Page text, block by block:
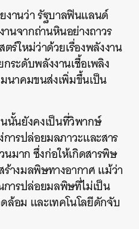
งานว่า รัฐบาลฟินแลนด์
นจากถ่านหินอย่างถาวร
ร์ใหม่ว่าด้วยเรื่องพลังงาน
ะดับพลังงานเชื้อเพลิง
นาคมขนส่งเพิ่มขึ้นเป็น
นั้นยังคงเป็นที่วิพากษ์
ารปล่อยมลภาวะและสาร
มาก ซึ่งก่อให้เกิดสารพิษ
างมลพิษทางอากาศ แม้ว่า
ารปล่อยมลพิษที่ไม่เป็น
อม และเทคโนโลยีดักจับ